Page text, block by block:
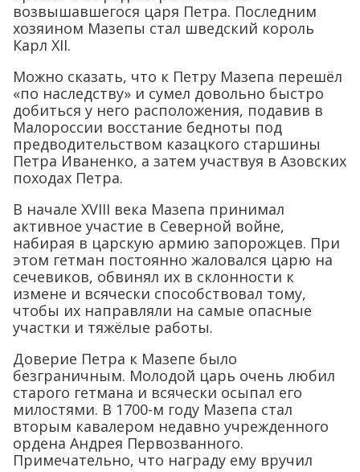
возвышавшегося царя Петра. Последним
хозяином Мазепы стал шведский король
Карл XII.
Можно сказать, что к Петру Мазепа перешёл
«по наследству» и сумел довольно быстро
добиться у него расположения, подавив в
Малороссии восстание бедноты под
предводительством казацкого старшины
Петра Иваненко, а затем участвуя в Азовских
походах Петра.
В начале XVIII века Мазепа принимал
активное участие в Северной войне,
набирая в царскую армию запорожцев. При
этом гетман постоянно жаловался царю на
сечевиков, обвинял их в склонности к
измене и всячески способствовал тому,
чтобы их направляли на самые опасные
участки и тяжёлые работы.
Доверие Петра к Мазепе было
безграничным. Молодой царь очень любил
старого гетмана и всячески осыпал его
милостями. В 1700-м году Мазепа стал
вторым кавалером недавно учрежденного
ордена Андрея Первозванного.
Примечательно, что награду ему вручил